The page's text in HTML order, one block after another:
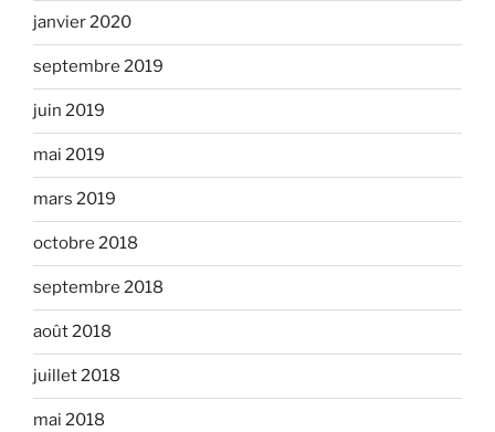
janvier 2020
septembre 2019
juin 2019
mai 2019
mars 2019
octobre 2018
septembre 2018
août 2018
juillet 2018
mai 2018